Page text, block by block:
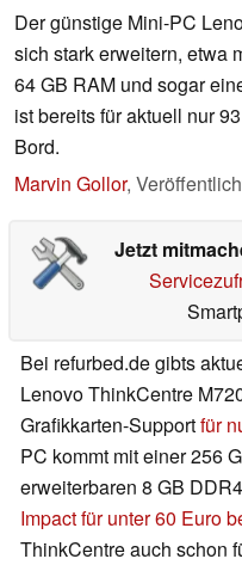
Der günstige Mini-PC
sich stark erweitern, etwa
64 GB RAM und sogar
ist bereits für aktuell nur
Bord.
Marvin Gollor,
Jetzt
Bei refurbed.de gibts
Lenovo ThinkCentre
Grafikkarten-Supportfür
PC kommt mit einer 256
erweiterbaren 8 GB
Impact für unter 60 Euro
ThinkCentre auch schon